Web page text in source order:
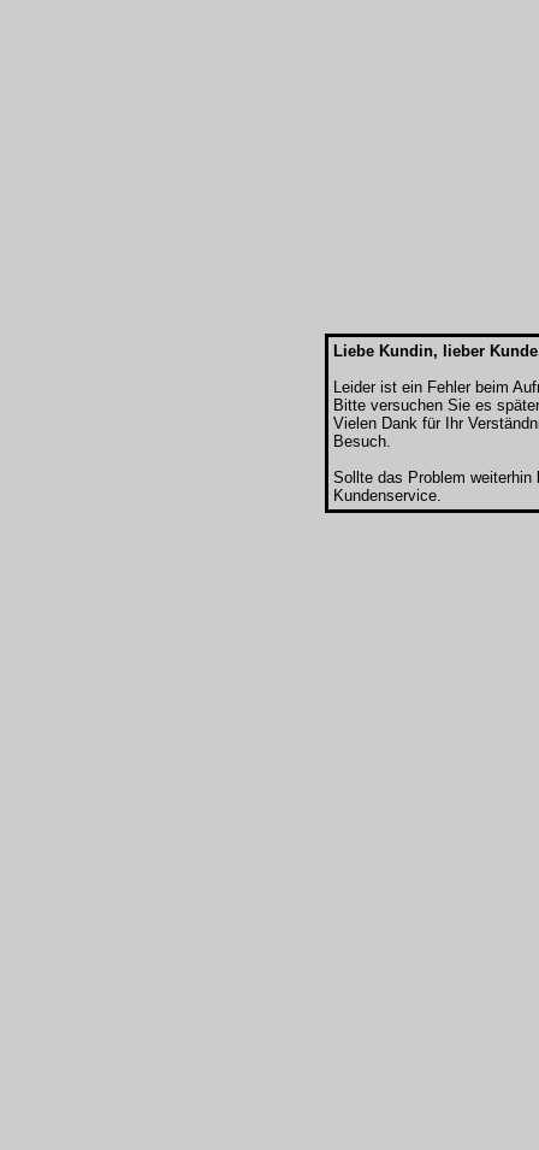
Liebe Kundin, lieber
Leider ist ein Fehler beim
Bitte versuchen Sie es
Vielen Dank für Ihr
Besuch.
Sollte das Problem
Kundenservice.